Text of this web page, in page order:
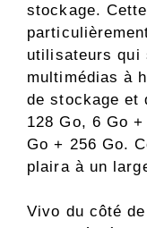
stockage.
utilisateurs qui
multimédias à
de stockage et
128 Go, 6 Go
Go + 256 Go.
plaira à un
Vivo du côté